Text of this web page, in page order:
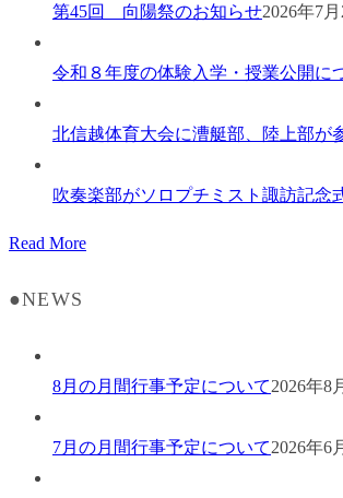
第45回 向陽祭のお知らせ2026年7月
令和８年度の体験入学・授業公開に
北信越体育大会に漕艇部、陸上部が
吹奏楽部がソロプチミスト諏訪記念
Read More
●NEWS
8月の月間行事予定について2026年8
7月の月間行事予定について2026年6